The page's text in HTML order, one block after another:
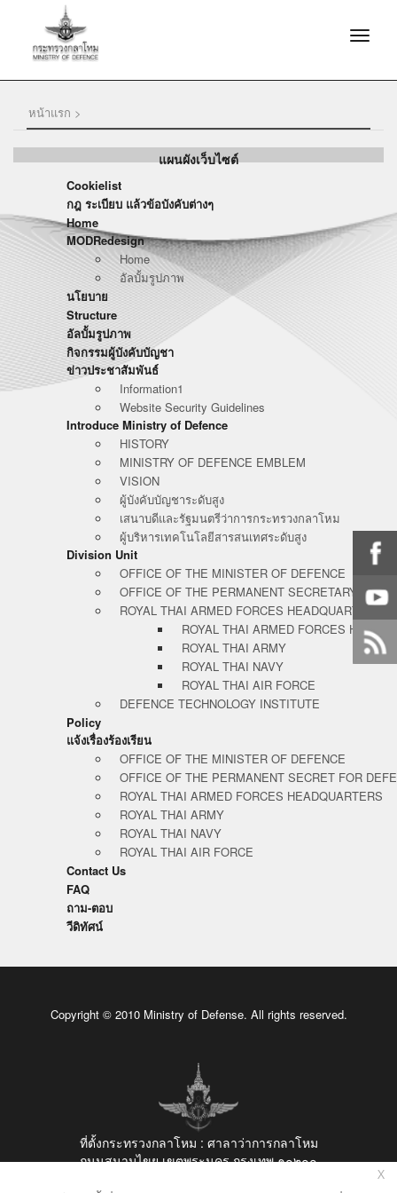
X
หน้าแรก >
แผนผังเว็บไซต์
Cookielist
กฎ ระเบียบ แล้วข้อบังคับต่างๆ
Home
MODRedesign
Home
อัลบั้มรูปภาพ
นโยบาย
Structure
อัลบั้มรูปภาพ
กิจกรรมผู้บังคับบัญชา
ข่าวประชาสัมพันธ์
Information1
Website Security Guidelines
Introduce Ministry of Defence
HISTORY
MINISTRY OF DEFENCE EMBLEM
VISION
ผู้บังคับบัญชาระดับสูง
เสนาบดีและรัฐมนตรีว่าการกระทรวงกลาโหม
ผู้บริหารเทคโนโลยีสารสนเทศระดับสูง
Division Unit
OFFICE OF THE MINISTER OF DEFENCE
OFFICE OF THE PERMANENT SECRETARY FOR
ROYAL THAI ARMED FORCES HEADQUARTERS
ROYAL THAI ARMED FORCES
ROYAL THAI ARMY
ROYAL THAI NAVY
ROYAL THAI AIR FORCE
DEFENCE TECHNOLOGY INSTITUTE
Policy
แจ้งเรื่องร้องเรียน
OFFICE OF THE MINISTER OF DEFENCE
OFFICE OF THE PERMANENT SECRET FOR
ROYAL THAI ARMED FORCES HEADQUARTERS
ROYAL THAI ARMY
ROYAL THAI NAVY
ROYAL THAI AIR FORCE
Contact Us
FAQ
ถาม-ตอบ
วีดิทัศน์
Copyright © 2010 Ministry of Defense. All rights reserved.
ที่ตั้งกระทรวงกลาโหม : ศาลาว่าการกลาโหม
ถนนสนามไขย เขตพระนคร กรุงเทพ ๑๐๒๐๐